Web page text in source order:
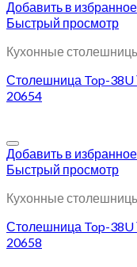
Добавить в избранное
Быстрый просмотр
Кухонные
Столешница Top-38U
20654
Добавить в избранное
Быстрый просмотр
Кухонные
Столешница Top-38U
20658